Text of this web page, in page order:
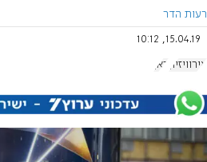
רעות הדר
15.04.19, 10:12
אירוויזיון כאן